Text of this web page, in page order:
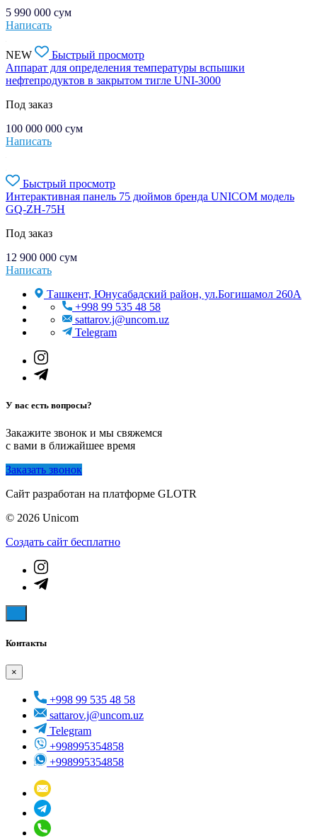
5 990 000 сум
Написать
NEW
Быстрый просмотр
Аппарат для определения температуры вспышки
нефтепродуктов в закрытом тигле UNI-3000
Под заказ
100 000 000 сум
Написать
Быстрый просмотр
Интерактивная панель 75 дюймов бренда UNICOM модель
GQ-ZH-75H
Под заказ
12 900 000 сум
Написать
Ташкент, Юнусабадский район, ул.Богишамол 260А
+998 99 535 48 58
sattarov.j@uncom.uz
Telegram
У вас есть вопросы?
Закажите звонок и мы свяжемся
с вами в ближайшее время
Заказать звонок
Сайт разработан на платформе GLOTR
© 2026 Unicom
Создать cайт бесплатно
Контакты
×
+998 99 535 48 58
sattarov.j@uncom.uz
Telegram
+998995354858
+998995354858